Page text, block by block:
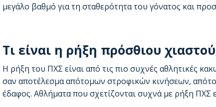
μεγάλο βαθμό για τη σταθερότητα του γόνατος και
Τι είναι η ρήξη πρόσθιου
Η ρήξη του ΠΧΣ είναι από τις πιο συχνές αθλητικές
σαν αποτέλεσμα απότομων στροφικών κινήσεων,
έδαφος. Αθλήματα που σχετίζονται συχνά με ρήξη ΠΧΣ